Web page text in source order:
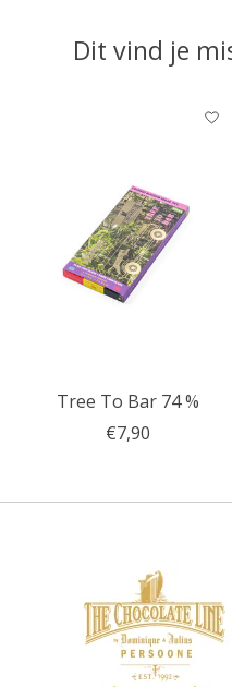
Dit vind je
Items van
Tree To Bar 74 %
€7,90